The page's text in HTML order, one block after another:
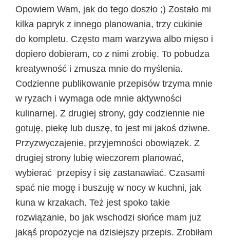
Opowiem Wam, jak do tego doszło ;) Zostało mi
kilka papryk z innego planowania, trzy cukinie
do kompletu. Często mam warzywa albo mięso i
dopiero dobieram, co z nimi zrobię. To pobudza
kreatywność i zmusza mnie do myślenia.
Codzienne publikowanie przepisów trzyma mnie
w ryzach i wymaga ode mnie aktywności
kulinarnej. Z drugiej strony, gdy codziennie nie
gotuję, piekę lub duszę, to jest mi jakoś dziwne.
Przyzwyczajenie, przyjemności obowiązek. Z
drugiej strony lubię wieczorem planować,
wybierać przepisy i się zastanawiać. Czasami
spać nie mogę i buszuję w nocy w kuchni, jak
kuna w krzakach. Też jest spoko takie
rozwiązanie, bo jak wschodzi słońce mam już
jakąś propozycje na dzisiejszy przepis. Zrobiłam